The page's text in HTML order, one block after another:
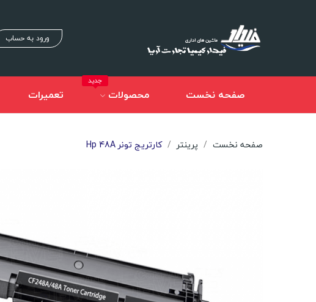
ورود به حساب
صفحه نخست محصولات
جدید
تعمیرات
صفحه نخست پرینتر کارتریج تونر Hp 48A